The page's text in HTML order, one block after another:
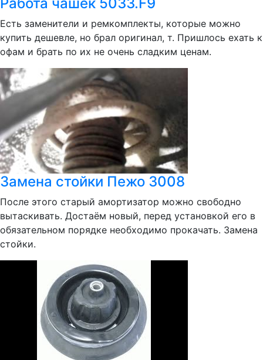
Есть заменители и ремкомплекты, которые можно
купить дешевле, но брал оригинал, т. Пришлось ехать к
офам и брать по их не очень сладким ценам.
Замена стойки Пежо 3008
После этого старый амортизатор можно свободно
вытаскивать. Достаём новый, перед установкой его в
обязательном порядке необходимо прокачать. Замена
стойки.